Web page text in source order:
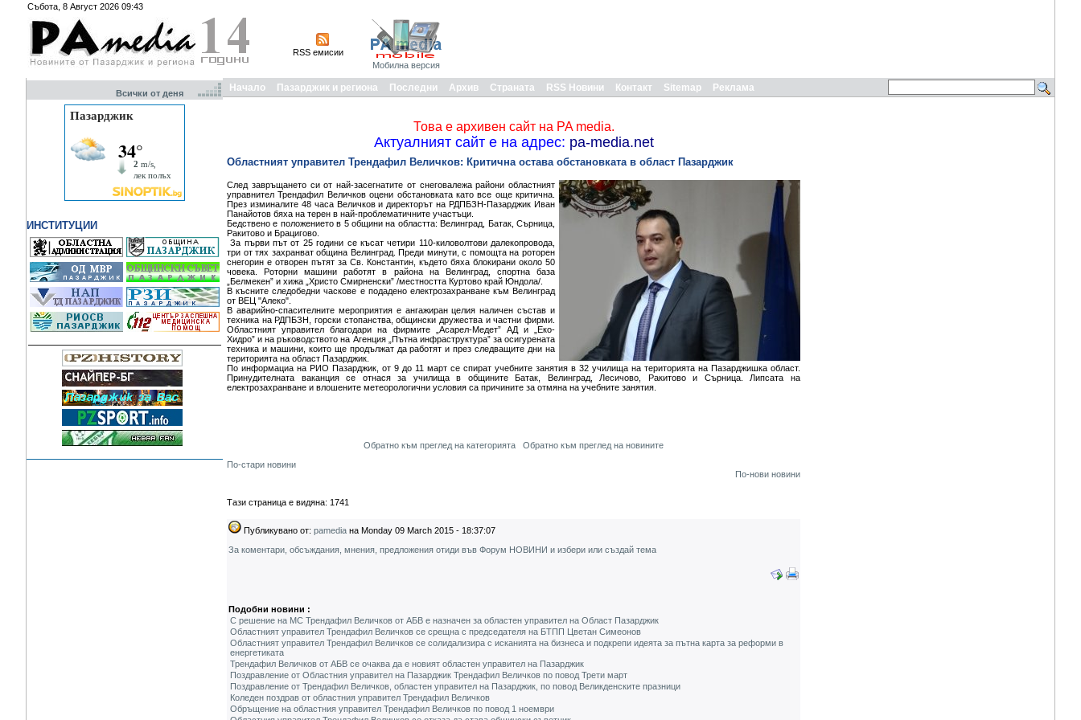
Събота, 8 Август 2026 09:43
RSS емисии
Мобилна версия
Всички от деня
ИНСТИТУЦИИ
Начало Пазарджик и региона Последни Архив Страната RSS Новини Контакт Sitemap Реклама
Това е архивен сайт на PA media.
Актуалният сайт е на адрес: pa-media.net
Областният управител Трендафил Величков: Критична остава обстановката в област Пазарджик
След завръщането си от най-засегнатите от снеговалежа райони областният
управнител Трендафил Величков оцени обстановката като все още критична.
През изминалите 48 часа Величков и директорът на РДПБЗН-Пазарджик Иван
Панайотов бяха на терен в най-проблематичните участъци.
Бедствено е положението в 5 общини на областта: Велинград, Батак, Сърница,
Ракитово и Брацигово.
За първи път от 25 години се късат четири 110-киловолтови далекопровода,
три от тях захранват община Велинград. Преди минути, с помощта на роторен
снегорин е отворен пътят за Св. Константин, където бяха блокирани около 50
човека. Роторни машини работят в района на Велинград, спортна база
„Белмекен” и хижа „Христо Смирненски” /местността Куртово край Юндола/.
В късните следобедни часкове е подадено електрозахранване към Велинград
от ВЕЦ "Алеко".
В аварийно-спасителните мероприятия е ангажиран целия наличен състав и
техника на РДПБЗН, горски стопанства, общински дружества и частни фирми.
Областният управител благодари на фирмите „Асарел-Медет” АД и „Еко-
Хидро” и на ръководството на Агенция „Пътна инфраструктура” за осигурената
техника и машини, които ще продължат да работят и през следващите дни на
територията на област Пазарджик.
По информациа на РИО Пазарджик, от 9 до 11 март се спират учебните занятия в 32 училища на територията на Пазарджишка област.
Принудителната ваканция се отнася за училища в общините Батак, Велинград, Лесичово, Ракитово и Сърница. Липсата на
електрозахранване и влошените метеорологични условия са причините за отмяна на учебните занятия.
Обратно към преглед на категорията
Обратно към преглед на новините
По-стари новини
По-нови новини
Тази страница е видяна: 1741
Публикувано от: pamedia на Monday 09 March 2015 - 18:37:07
За коментари, обсъждания, мнения, предложения отиди във Форум НОВИНИ и избери или създай тема
Подобни новини :
С решение на МС Трендафил Величков от АБВ е назначен за областен управител на Област Пазарджик
Областният управител Трендафил Величков се срещна с председателя на БТПП Цветан Симеонов
Областният управител Трендафил Величков се солидализира с исканията на бизнеса и подкрепи идеята за пътна карта за реформи в
енергетиката
Трендафил Величков от АБВ се очаква да е новият областен управител на Пазарджик
Поздравление от Областния управител на Пазарджик Трендафил Величков по повод Трети март
Поздравление от Трендафил Величков, областен управител на Пазарджик, по повод Великденските празници
Коледен поздрав от областния управител Трендафил Величков
Обръщение на областния управител Трендафил Величков по повод 1 ноември